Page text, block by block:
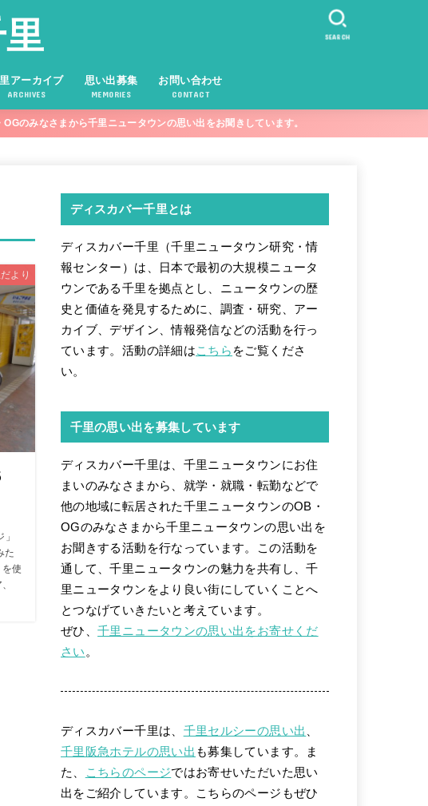
アーカイブ
ARCHIVES
思い出募集
MEMORIES
お問い合わせ
CONTACT
SEARCH
のみなさまから千里ニュータウンの思い出をお聞きしています。
より
た
使
ディスカバー千里とは
ディスカバー千里（千里ニュータウン研究・情
報センター）は、日本で最初の大規模ニュータ
ウンである千里を拠点とし、ニュータウンの歴
史と価値を発見するために、調査・研究、アー
カイブ、デザイン、情報発信などの活動を行っ
ています。活動の詳細はこちら をご覧くださ
い。
千里の思い出を募集しています
ディスカバー千里は、千里ニュータウンにお住
まいのみなさまから、就学・就職・転勤などで
他の地域に転居された千里ニュータウンのOB・
OGのみなさまから千里ニュータウンの思い出を
お聞きする活動を行なっています。この活動を
通して、千里ニュータウンの魅力を共有し、千
里ニュータウンをより良い街にしていくことへ
とつなげていきたいと考えています。
ぜひ、千里ニュータウンの思い出をお寄せくだ
さい 。
ディスカバー千里は、 千里セルシーの思い出 、
千里阪急ホテルの思い出 も募集しています。ま
た、
こちらのページではお寄せいただいた思い
出をご紹介しています。こちらのページもぜひ